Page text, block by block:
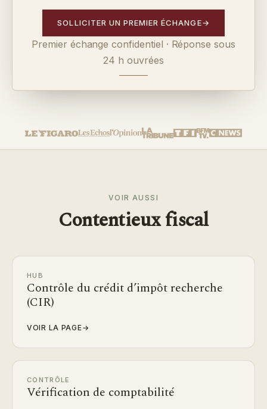
SOLLICITER UN PREMIER ÉCHANGE→
Premier échange confidentiel · Réponse sous
24 h ouvrées
VOIR AUSSI
Contentieux fiscal
HUB
Contrôle du crédit d’impôt recherche
(CIR)
VOIR LA PAGE→
CONTRÔLE
Vérification de comptabilité